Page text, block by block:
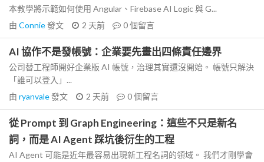
本教學將示範如何使用 Angular、Firebase AI Logic 與 G...
由 Connie發文 2 天前 0個留言
AI 協作不是發帳號：企業要先畫出四條責任邊界
公司替工程師開好企業版 AI 帳號，治理其實還沒開始。 帳號只解決
「誰可以登入」...
由 ryanvale發文 2 天前 0個留言
從 Prompt 到 Graph Engineering：這些不只是新名
詞，而是 AI Agent 踩坑後衍生的工程
AI Agent 可能是近年最容易出現新工程名詞的領域。 我們才剛學會